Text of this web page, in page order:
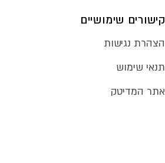
קישורים שימושיים
הצהרת נגישות
תנאי שימוש
אתר המדיטק